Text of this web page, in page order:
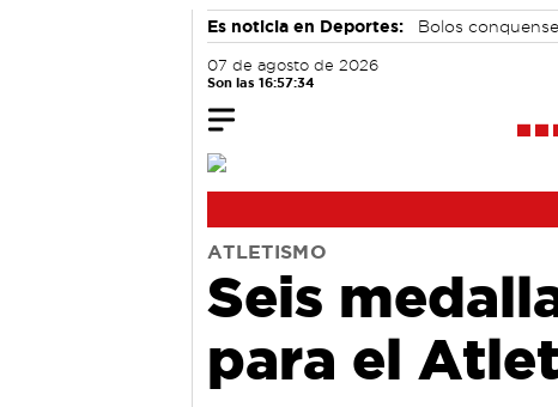
Es noticia en Deportes: Bolos
07 de agosto de 2026
Son las 16:57:35
ATLETISMO
Seis
para el